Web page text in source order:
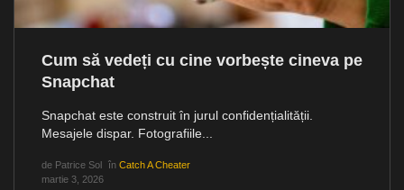
Cum să vedeți cu cine vorbește cineva pe
Snapchat
Snapchat este construit în jurul confidențialității.
Mesajele dispar. Fotografiile...
de Patrice Sol în Catch A Cheater
martie 3, 2026